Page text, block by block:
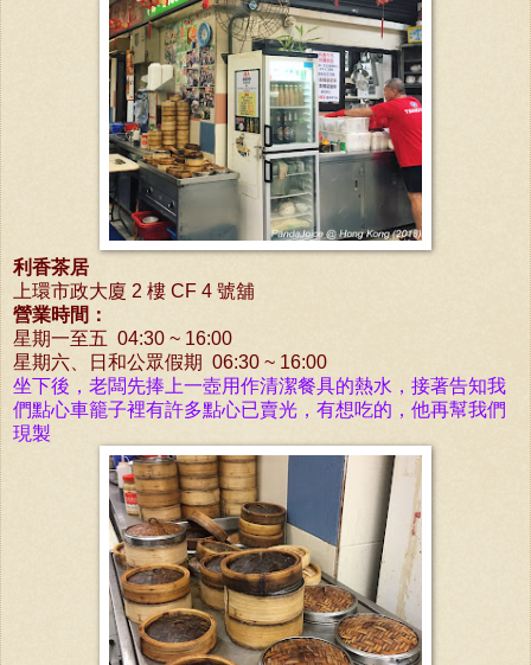
利香茶居
上環市政大廈 2 樓 CF 4 號舖
營業時間：
星期一至五 04:30 ~ 16:00
星期六、日和公眾假期 06:30 ~ 16:00
坐下後，老闆先捧上一壺用作清潔餐具的熱水，接著告知我
們點心車籠子裡有許多點心已賣光，有想吃的，他再幫我們
現製